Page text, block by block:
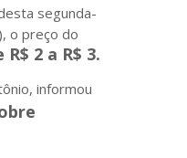
segunda-
o preço do
2 a R$ 3.
informou